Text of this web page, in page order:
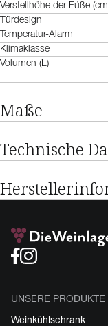
Verstellhöhe der Füße
Türdesign
Temperatur-Alarm
Klimaklasse
Volumen (L)
Maße
Technische
UNSERE PRODUKTE
Weinkühlschrank